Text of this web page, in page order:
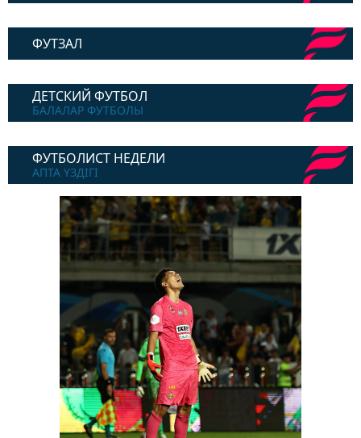
ФУТЗАЛ
ДЕТСКИЙ ФУТБОЛ
БАЛАЛАР ФУТБОЛЫ
ФУТБОЛИСТ НЕДЕЛИ
АПТА ҮЗДІГІ